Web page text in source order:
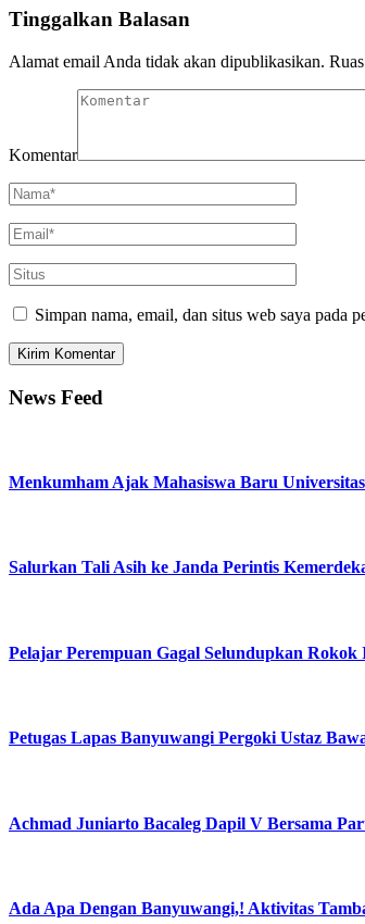
Tinggalkan Balasan
Alamat email Anda tidak akan dipublikasikan.
Komentar
Simpan nama, email, dan situs web saya pada
News Feed
Menkumham Ajak Mahasiswa Baru
Salurkan Tali Asih ke Janda Perintis
Pelajar Perempuan Gagal Selundupkan Rokok
Petugas Lapas Banyuwangi Pergoki Ustaz
Achmad Juniarto Bacaleg Dapil V Bersama
Ada Apa Dengan Banyuwangi,! Aktivitas